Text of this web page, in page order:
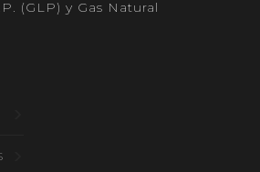
(GLP) y Gas Natural